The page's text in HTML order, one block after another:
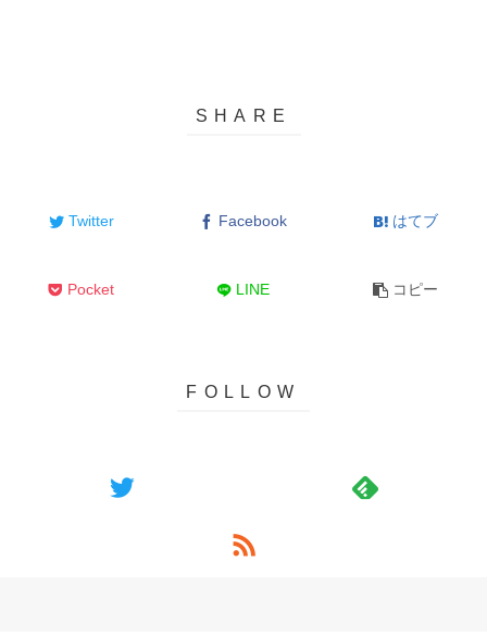
Twitter Facebook はてブ
Pocket LINE コピー